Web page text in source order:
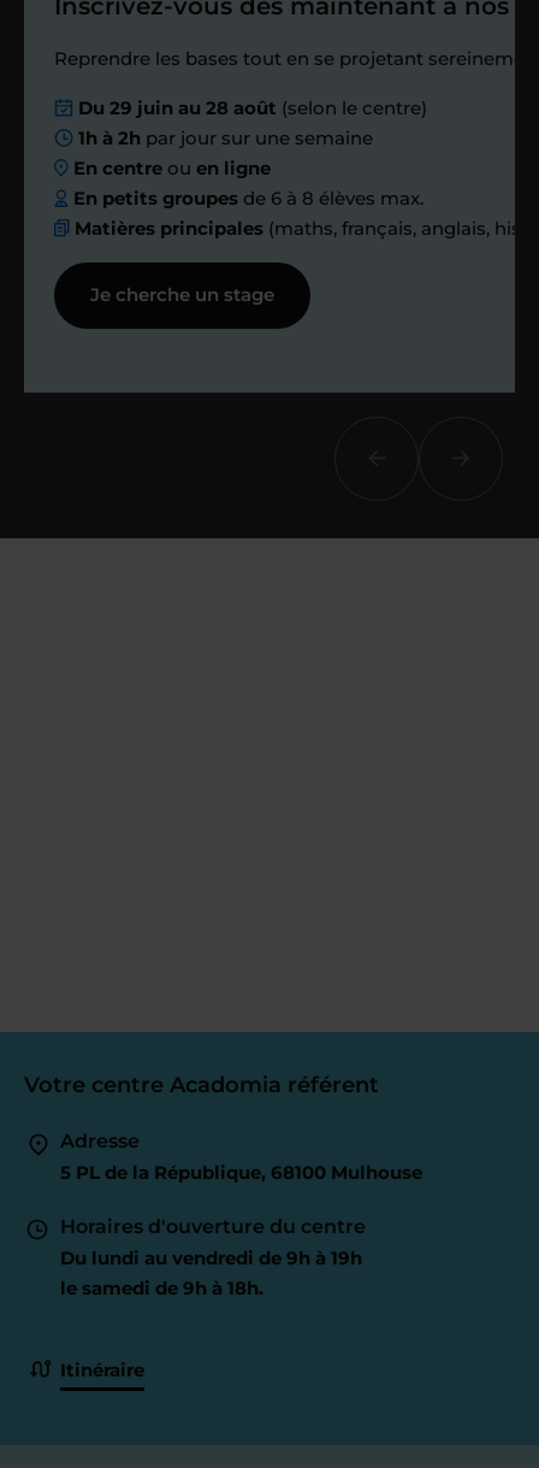
Étape 4
Nous planifions
ensemble des
échanges réguliers
Afin de suivre le travail et les progrès
réalisés, votre enseignant et moi-
même vous proposons des points et
Reprendre les bases tout en se projetant
Du 29 juin au 28 août (selon le centre)
1h à 2h par jour sur une semaine
En centre ouen ligne
En petits groupes de 6 à 8 élèves max.
Matières principales (maths, français, anglais,
Je cherche un stage
Votre centre Acadomia référent
Adresse
5 PL de la République, 68100 Mulhouse
Horaires d'ouverture du centre
Du lundi au vendredi de 9h à 19h
le samedi de 9h à 18h.
Itinéraire